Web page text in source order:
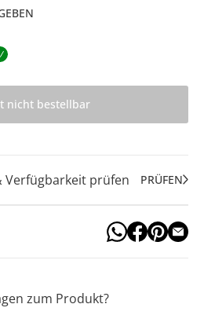
nicht bestellbar
Verfügbarkeit prüfen PRÜFEN
zum Produkt?